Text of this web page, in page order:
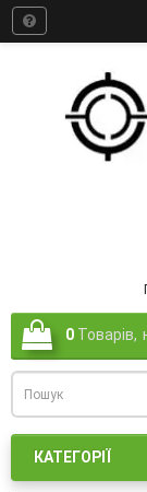
0 Товарів,
КАТЕГОРІЇ